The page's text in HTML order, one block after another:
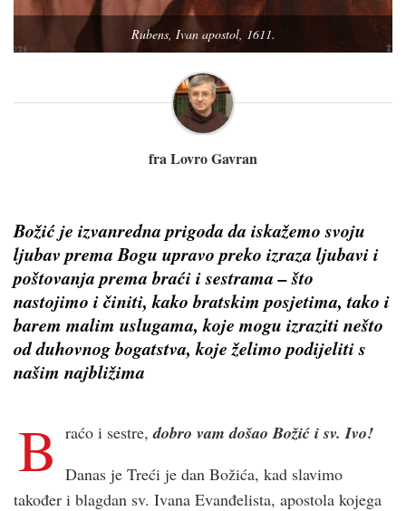
Rubens, Ivan apostol, 1611.
fra Lovro Gavran
Božić je izvanredna prigoda da iskažemo svoju
ljubav prema Bogu upravo preko izraza ljubavi i
poštovanja prema braći i sestrama – što
nastojimo i činiti, kako bratskim posjetima, tako i
barem malim uslugama, koje mogu izraziti nešto
od duhovnog bogatstva, koje želimo podijeliti s
našim najbližima
B raćo i sestre,dobro vam došao Božić i sv. Ivo!
Danas je Treći je dan Božića, kad slavimo
također i blagdan sv. Ivana Evanđelista, apostola kojega